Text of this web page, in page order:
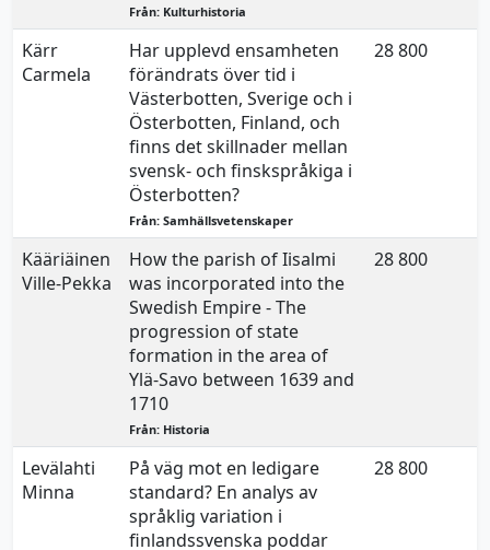
Från: Kulturhistoria
Kärr
Carmela
Har upplevd ensamheten
förändrats över tid i
Västerbotten, Sverige och i
Österbotten, Finland, och
finns det skillnader mellan
svensk- och finskspråkiga i
Österbotten?
Från: Samhällsvetenskaper
28 800
Kääriäinen
Ville-Pekka
How the parish of Iisalmi
was incorporated into the
Swedish Empire - The
progression of state
formation in the area of
Ylä-Savo between 1639 and
1710
Från: Historia
28 800
Levälahti
Minna
På väg mot en ledigare
standard? En analys av
språklig variation i
finlandssvenska poddar
28 800